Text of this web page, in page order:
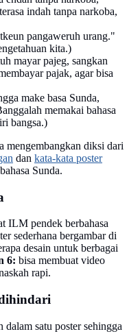
indah tanpa narkoba,
pangaweruh urang."
kita.)
mayar pajeg, sangkan
pajak, agar bisa
make basa Sunda,
memakai bahasa
bangsa.)
mengembangkan diksi dari
dan kata-kata poster
Sunda.
ILM pendek berbahasa
sederhana bergambar di
desain untuk berbagai
6: bisa membuat video
rapi.
satu poster sehingga